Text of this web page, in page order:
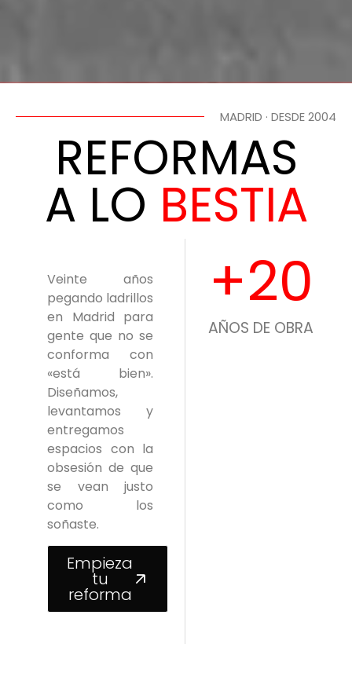
MADRID · DESDE 2004
REFORMAS
A LO BESTIA
Veinte años
pegando ladrillos
en Madrid para
gente que no se
conforma con
«está bien».
Diseñamos,
levantamos y
entregamos
espacios con la
obsesión de que
se vean justo
como los
soñaste.
Empieza
tu
reforma
AÑOS DE OBRA
+20